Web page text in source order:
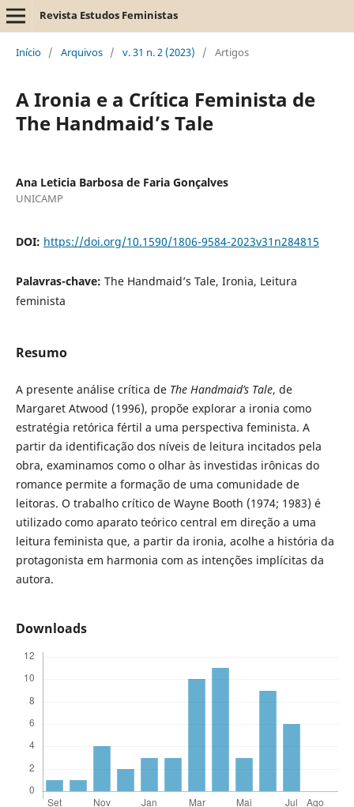
Revista Estudos Feministas
Início / Arquivos / v. 31 n. 2 (2023) / Artigos
A Ironia e a Crítica Feminista de
The Handmaid’s Tale
Ana Leticia Barbosa de Faria Gonçalves
UNICAMP
DOI: https://doi.org/10.1590/1806-9584-2023v31n284815
Palavras-chave: The Handmaid’s Tale, Ironia, Leitura
feminista
Resumo
A presente análise crítica de The Handmaid’s Tale, de
Margaret Atwood (1996), propõe explorar a ironia como
estratégia retórica fértil a uma perspectiva feminista. A
partir da identificação dos níveis de leitura incitados pela
obra, examinamos como o olhar às investidas irônicas do
romance permite a formação de uma comunidade de
leitoras. O trabalho crítico de Wayne Booth (1974; 1983) é
utilizado como aparato teórico central em direção a uma
leitura feminista que, a partir da ironia, acolhe a história da
protagonista em harmonia com as intenções implícitas da
autora.
Downloads